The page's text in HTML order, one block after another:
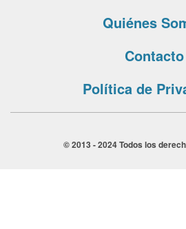
Quiénes
Contacto
Política de
© 2013 - 2024 Todos los